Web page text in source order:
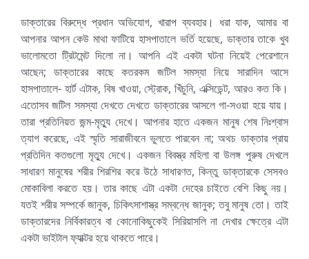
ডাক্তারের বিরুদ্ধে প্রধান অভিযোগ, খারাপ ব্যবহার। ধরা যাক, আমার বা
আপনার আপন কেউ মাথা ফাটিয়ে হাসপাতালে ভর্তি হয়েছে, ডাক্তার তাকে খুব
ভালোমতো ট্রিটমেন্ট দিলো না। আপনি এই একটা ঘটনা নিয়েই পেরেশানে
আছেন; ডাক্তারের কাছে কতরকম জটিল সমস্যা নিয়ে সারাদিন আসে
হাসপাতালে- হার্ট এটাক, বিষ খাওয়া, স্ট্রোক, খিঁচুনি, এক্সিডেন্ট, আরও কত কি।
এতোসব জটিল সমস্যা দেখতে দেখতে ডাক্তারের আসলে গা-সওয়া হয়ে যায়।
তারা প্রতিনিয়ত জন্ম-মৃত্যু দেখে। আপনার হাতে একজন মানুষ শেষ নিঃশ্বাস
ত্যাগ করেছে, এই স্মৃতি সারাজীবনে ভুলতে পারবেন না; অথচ ডাক্তার প্রায়
প্রতিদিন কতগুলো মৃত্যু দেখে। একজন বিবস্ত্র মহিলা বা উলঙ্গ পুরুষ দেখলে
সাধারণ মানুষের শরীর শিরশির করে উঠে সাধারণত, কিন্তু ডাক্তারকে সেসবও
মোকাবিলা করতে হয়। তার কাছে এটা একটা দেহের চাইতে বেশি কিছু নয়।
যতই শরীর সম্পর্কে জানুক, চিকিৎসাশাস্ত্র সম্বন্ধে জানুক; তবু মানুষ তো। তাই
ডাক্তারদের নির্বিকারত্ব বা কোনোকিছুকেই সিরিয়াসলি না দেখার ক্ষেত্রে এটা
একটা ভাইটাল ফ্যাক্টর হয়ে থাকতে পারে।